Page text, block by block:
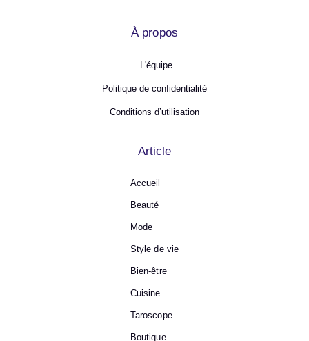
À propos
L'équipe
Politique de confidentialité
Conditions d’utilisation
Article
Accueil
Beauté
Mode
Style de vie
Bien-être
Cuisine
Taroscope
Boutique